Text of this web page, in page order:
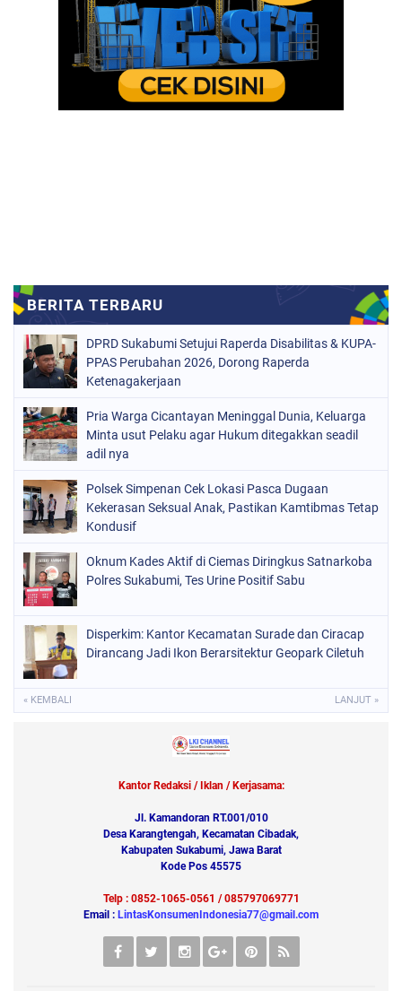
DPRD Sukabumi Setujui Raperda Disabilitas & KUPA-
PPAS Perubahan 2026, Dorong Raperda
Ketenagakerjaan
Pria Warga Cicantayan Meninggal Dunia, Keluarga
Minta usut Pelaku agar Hukum ditegakkan seadil
adil nya
Polsek Simpenan Cek Lokasi Pasca Dugaan
Kekerasan Seksual Anak, Pastikan Kamtibmas Tetap
Kondusif
Oknum Kades Aktif di Ciemas Diringkus Satnarkoba
Polres Sukabumi, Tes Urine Positif Sabu
Disperkim: Kantor Kecamatan Surade dan Ciracap
Dirancang Jadi Ikon Berarsitektur Geopark Ciletuh
« KEMBALI LANJUT »
Kantor Redaksi / Iklan / Kerjasama:
Jl. Kamandoran RT.001/010
Desa Karangtengah, Kecamatan Cibadak,
Kabupaten Sukabumi, Jawa Barat
Kode Pos 45575
Telp : 0852-1065-0561 / 085797069771
Email : LintasKonsumenIndonesia77@gmail.com